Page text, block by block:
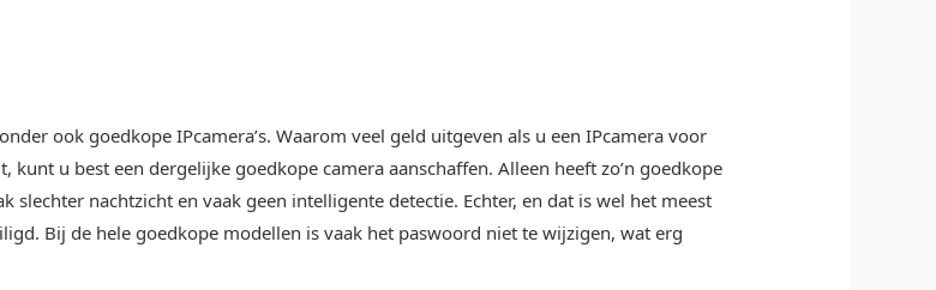
ook goedkope IPcamera’s. Waarom veel geld uitgeven als u een IPcamera voor
kunt u best een dergelijke goedkope camera aanschaffen. Alleen heeft zo’n goedkope
slechter nachtzicht en vaak geen intelligente detectie. Echter, en dat is wel het meest
Bij de hele goedkope modellen is vaak het paswoord niet te wijzigen, wat erg